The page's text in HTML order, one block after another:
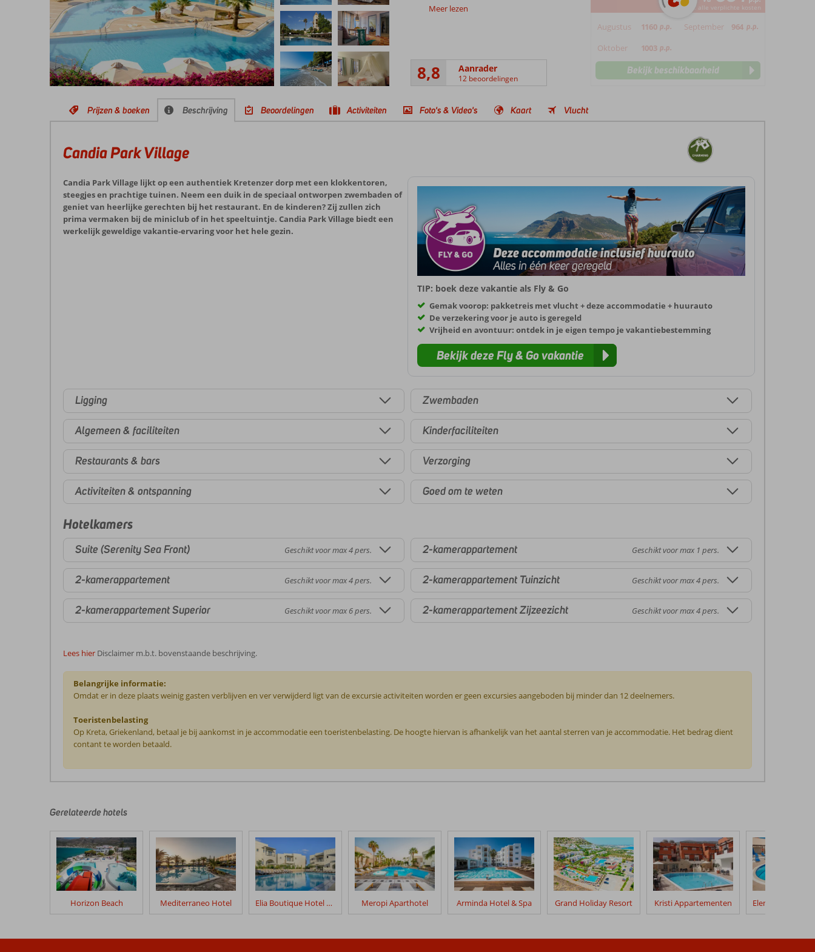
Meer lezen
8,8 Aanrader
12 beoordelingen
*incl. alle verplichte kosten
Augustus 1160 p.p. September 964 p.p.
Oktober 1003 p.p.
Bekijk beschikbaarheid
Prijzen & boeken Beschrijving Beoordelingen Activiteiten Foto's & Video's Kaart Vlucht
Candia Park Village
Candia Park Village lijkt op een authentiek Kretenzer dorp met een klokkentoren,
steegjes en prachtige tuinen. Neem een duik in de speciaal ontworpen zwembaden of
geniet van heerlijke gerechten bij het restaurant. En de kinderen? Zij zullen zich
prima vermaken bij de miniclub of in het speeltuintje. Candia Park Village biedt een
werkelijk geweldige vakantie-ervaring voor het hele gezin.
TIP: boek deze vakantie als Fly & Go
Gemak voorop: pakketreis met vlucht + deze accommodatie + huurauto
De verzekering voor je auto is geregeld
Vrijheid en avontuur: ontdek in je eigen tempo je vakantiebestemming
Bekijk deze Fly & Go vakantie
Ligging
Algemeen & faciliteiten
Restaurants & bars
Activiteiten & ontspanning
Zwembaden
Kinderfaciliteiten
Verzorging
Goed om te weten
Hotelkamers
Suite (Serenity Sea Front) Geschikt voor max 4 pers.
2-kamerappartement Geschikt voor max 4 pers.
2-kamerappartement Superior Geschikt voor max 6 pers.
2-kamerappartement Geschikt voor max 1 pers.
2-kamerappartement Tuinzicht Geschikt voor max 4 pers.
2-kamerappartement Zijzeezicht Geschikt voor max 4 pers.
Lees hier Disclaimer m.b.t. bovenstaande beschrijving.
Belangrijke informatie:
Omdat er in deze plaats weinig gasten verblijven en ver verwijderd ligt van de excursie activiteiten worden er geen excursies aangeboden bij minder dan 12 deelnemers.
Toeristenbelasting
Op Kreta, Griekenland, betaal je bij aankomst in je accommodatie een toeristenbelasting. De hoogte hiervan is afhankelijk van het aantal sterren van je accommodatie. Het bedrag dient
contant te worden betaald.
door
klanten
geschreven
na
hun
verblijf
Candia
Gerelateerde hotels
Horizon Beach Mediterraneo Hotel Elia Boutique Hotel by S Resorts Meropi Aparthotel Arminda Hotel & Spa Grand Holiday Resort Kristi Appartementen